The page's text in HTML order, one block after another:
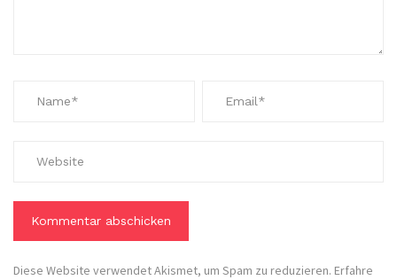
Diese Website verwendet Akismet, um Spam zu reduzieren. Erfahre